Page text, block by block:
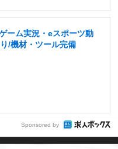
ーム実況・eスポーツ動
/機材・ツール完備
Sponsored by